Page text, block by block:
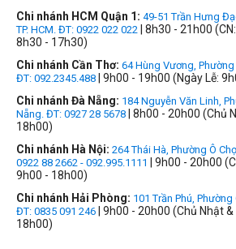
Chi nhánh HCM Quận 1: 49-51 Trần Hưng
TP. HCM. ĐT: 0922 022 022 | 8h30 - 21h00
8h30 - 17h30)
Chi nhánh Cần Thơ: 64 Hùng Vương, Phường
ĐT: 092.2345.488 | 9h00 - 19h00 (Ngày Lễ:
Chi nhánh Đà Nẵng: 184 Nguyễn Văn Linh,
Nẵng. ĐT: 0927 28 5678 | 8h00 - 20h00 (Chủ
18h00)
Chi nhánh Hà Nội: 264 Thái Hà, Phường Ô
0922 88 2662 - 092.995.1111
| 9h00 - 20h00
9h00 - 18h00)
Chi nhánh Hải Phòng: 101 Trần Phú, Phường
ĐT: 0835 091 246 | 9h00 - 20h00 (Chủ Nhật
18h00)